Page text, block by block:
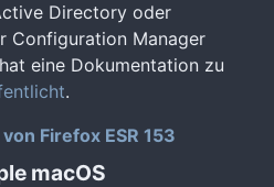
Directory oder
Configuration Manager
eine Dokumentation zu
.
Firefox ESR 153
macOS